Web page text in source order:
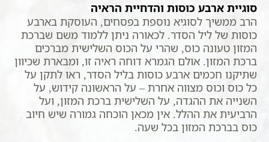
סוגיית ארבע כוסות והדחיית הראיה
הרב ממשיך לסוגיא נוספת בפסחים, העוסקת בארבע
כוסות של ליל הסדר. לכאורה ניתן ללמוד משם שברכת
המזון טעונה כוס, שהרי על הכוס השלישית מברכים
ברכת המזון. אולם הגמרא דוחה ראיה זו, ומבארת שכיוון
שתיקנו חכמים ארבע כוסות בליל הסדר, ראו לתקן על
כל כוס וכוס מצווה אחרת – על הראשונה קידוש, על
השנייה את ההגדה, על השלישית ברכת המזון, ועל
הרביעית את ההלל. אין מכאן הוכחה גמורה שיש חיוב
כוס בברכת המזון בכל שעה.